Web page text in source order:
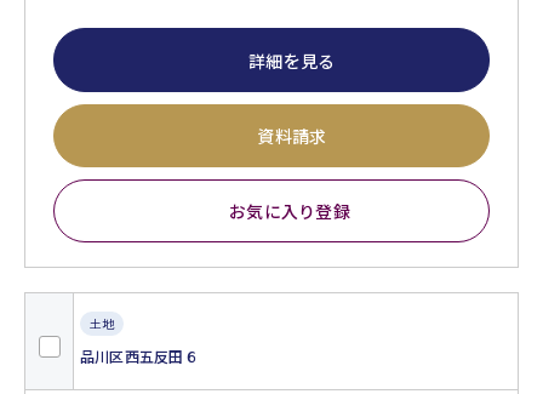
詳細を見る
資料請求
お気に入り登録
土地
品川区西五反田６